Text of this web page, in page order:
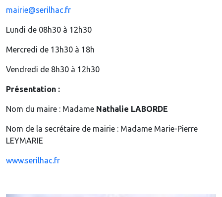
mairie@serilhac.fr
Lundi de 08h30 à 12h30
Mercredi de 13h30 à 18h
Vendredi de 8h30 à 12h30
Présentation :
Nom du maire : Madame Nathalie LABORDE
Nom de la secrétaire de mairie : Madame Marie-Pierre
LEYMARIE
www.serilhac.fr